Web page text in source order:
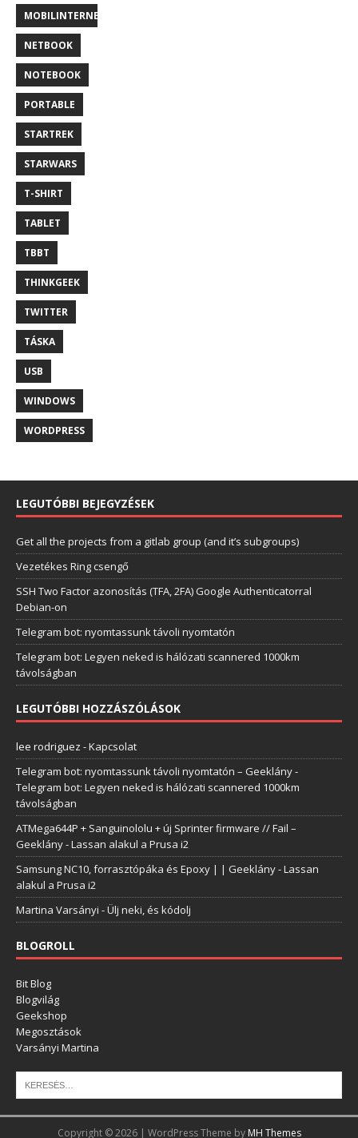
MOBILINTERNET
NETBOOK
NOTEBOOK
PORTABLE
STARTREK
STARWARS
T-SHIRT
TABLET
TBBT
THINKGEEK
TWITTER
TÁSKA
USB
WINDOWS
WORDPRESS
LEGUTÓBBI BEJEGYZÉSEK
Get all the projects from a gitlab group (and it’s subgroups)
Vezetékes Ring csengő
SSH Two Factor azonosítás (TFA, 2FA) Google Authenticatorral
Debian-on
Telegram bot: nyomtassunk távoli nyomtatón
Telegram bot: Legyen neked is hálózati scannered 1000km
távolságban
LEGUTÓBBI HOZZÁSZÓLÁSOK
lee rodriguez -Kapcsolat
Telegram bot: nyomtassunk távoli nyomtatón – Geeklány-
Telegram bot: Legyen neked is hálózati scannered 1000km
távolságban
ATMega644P + Sanguinololu + új Sprinter firmware // Fail –
Geeklány-Lassan alakul a Prusa i2
Samsung NC10, forrasztópáka és Epoxy | | Geeklány-Lassan
alakul a Prusa i2
Martina Varsányi -Ülj neki, és kódolj
BLOGROLL
Bit Blog
Blogvilág
Geekshop
Megosztások
Varsányi Martina
Copyright © 2026 | WordPress Theme by MH Themes